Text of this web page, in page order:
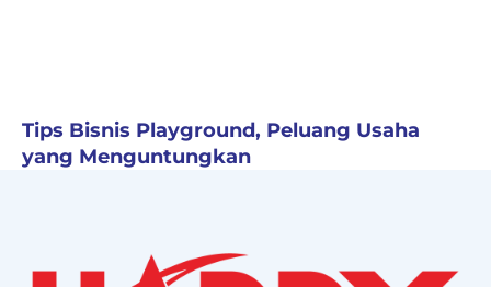
Tips Bisnis Playground, Peluang Usaha
yang Menguntungkan